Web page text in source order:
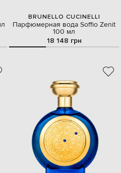
BRUNELLO CUCINELLI
Парфюмерная вода Soffio Zenit
100 мл
18 148 грн